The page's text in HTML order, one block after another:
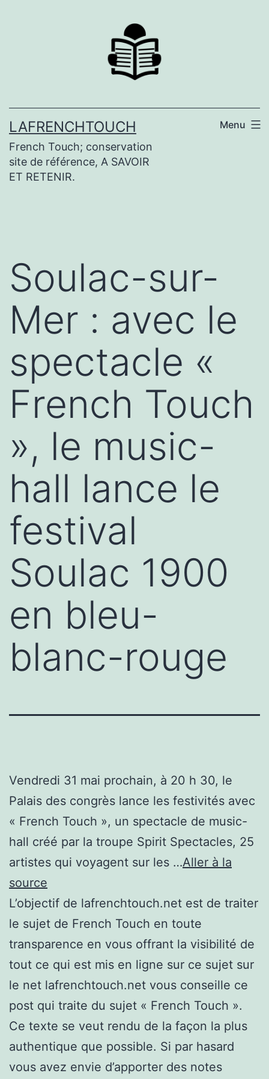
LAFRENCHTOUCH
French Touch; conservation
site de référence, A SAVOIR
ET RETENIR.
Menu
Soulac-sur-
Mer : avec le
spectacle «
French Touch
», le music-
hall lance le
festival
Soulac 1900
en bleu-
blanc-rouge
Vendredi 31 mai prochain, à 20 h 30, le
Palais des congrès lance les festivités avec
« French Touch », un spectacle de music-
hall créé par la troupe Spirit Spectacles, 25
artistes qui voyagent sur les …Aller à la
source
L’objectif de lafrenchtouch.net est de traiter
le sujet de French Touch en toute
transparence en vous offrant la visibilité de
tout ce qui est mis en ligne sur ce sujet sur
le net lafrenchtouch.net vous conseille ce
post qui traite du sujet « French Touch ».
Ce texte se veut rendu de la façon la plus
authentique que possible. Si par hasard
vous avez envie d’apporter des notes